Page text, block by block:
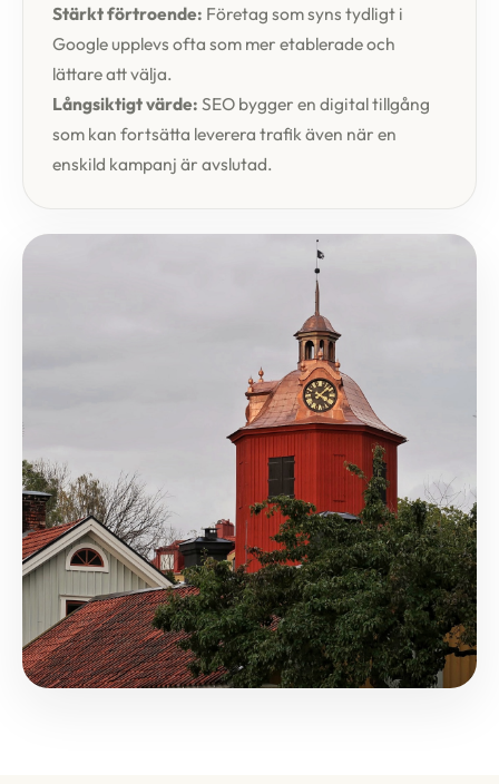
Stärkt förtroende: Företag som syns tydligt i
Google upplevs ofta som mer etablerade och
lättare att välja.
Långsiktigt värde: SEO bygger en digital tillgång
som kan fortsätta leverera trafik även när en
enskild kampanj är avslutad.